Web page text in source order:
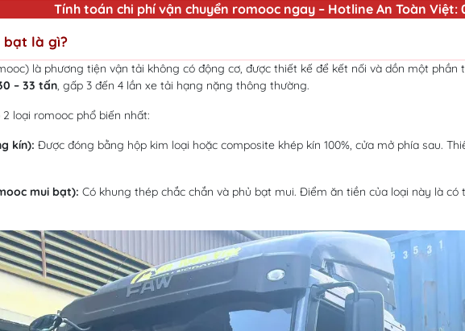
Tính toán chi phí vận chuyển romooc ngay – Hotline An Toàn Việt:
bạt là gì?
là phương tiện vận tải không có động cơ, được thiết kế để kết nối và dồn một
– 33 tấn, gấp 3 đến 4 lần xe tải hạng nặng thông thường.
loại romooc phổ biến nhất:
kín): Được đóng bằng hộp kim loại hoặc composite khép kín 100%, cửa mở phía sau.
mui bạt): Có khung thép chắc chắn và phủ bạt mui. Điểm ăn tiền của loại này là